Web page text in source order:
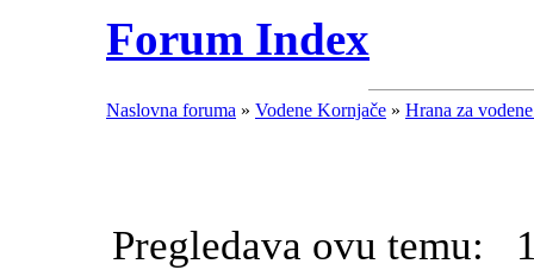
Forum Index
Naslovna foruma » Vodene Kornjače » Hrana za
Pregledava ovu temu: